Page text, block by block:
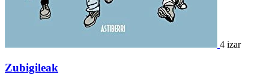
4 izar
Zubigileak